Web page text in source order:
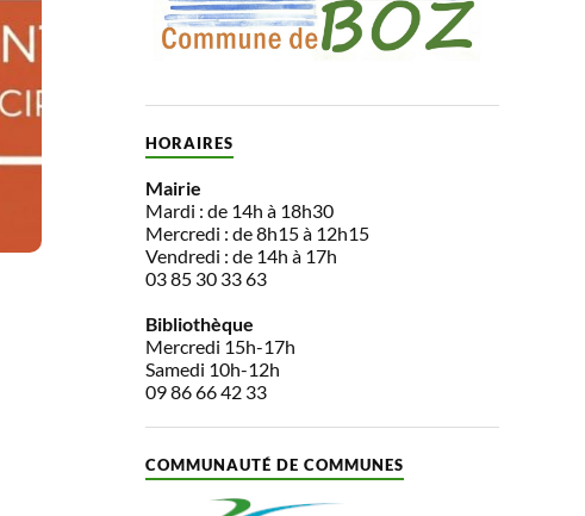
HORAIRES
Mairie
Mardi : de 14h à 18h30
Mercredi : de 8h15 à 12h15
Vendredi : de 14h à 17h
03 85 30 33 63
Bibliothèque
Mercredi 15h-17h
Samedi 10h-12h
09 86 66 42 33
COMMUNAUTÉ DE COMMUNES